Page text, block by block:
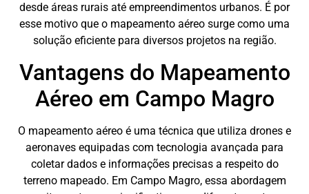
desde áreas rurais até empreendimentos urbanos. É por
esse motivo que o mapeamento aéreo surge como uma
solução eficiente para diversos projetos na região.
Vantagens do Mapeamento
Aéreo em Campo Magro
O mapeamento aéreo é uma técnica que utiliza drones e
aeronaves equipadas com tecnologia avançada para
coletar dados e informações precisas a respeito do
terreno mapeado. Em Campo Magro, essa abordagem